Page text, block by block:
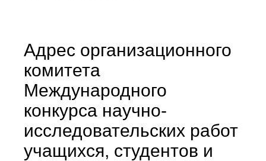
Адрес организационного
комитета
Международного
конкурса научно-
исследовательских работ
учащихся, студентов и